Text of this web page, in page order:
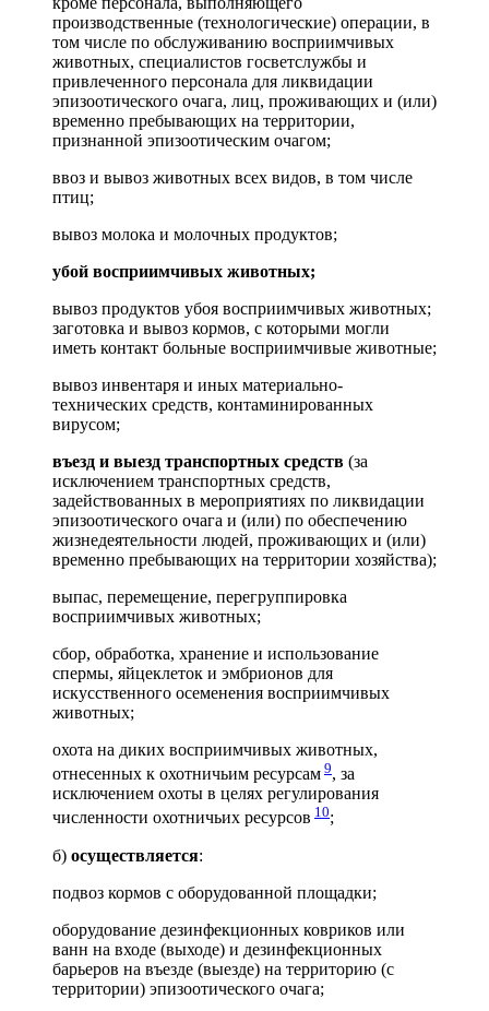
производственные (технологические) операции, в
том числе по обслуживанию восприимчивых
животных, специалистов госветслужбы и
привлеченного персонала для ликвидации
эпизоотического очага, лиц, проживающих и (или)
временно пребывающих на территории,
признанной эпизоотическим очагом;
ввоз и вывоз животных всех видов, в том числе
птиц;
вывоз молока и молочных продуктов;
убой восприимчивых животных;
вывоз продуктов убоя восприимчивых животных;
заготовка и вывоз кормов, с которыми могли
иметь контакт больные восприимчивые животные;
вывоз инвентаря и иных материально-
технических средств, контаминированных
вирусом;
въезд и выезд транспортных средств (за
исключением транспортных средств,
задействованных в мероприятиях по ликвидации
эпизоотического очага и (или) по обеспечению
жизнедеятельности людей, проживающих и (или)
временно пребывающих на территории хозяйства);
выпас, перемещение, перегруппировка
восприимчивых животных;
сбор, обработка, хранение и использование
спермы, яйцеклеток и эмбрионов для
искусственного осеменения восприимчивых
животных;
охота на диких восприимчивых животных,
отнесенных к охотничьим ресурсам 9, за
исключением охоты в целях регулирования
численности охотничьих ресурсов 10;
б) осуществляется:
подвоз кормов с оборудованной площадки;
оборудование дезинфекционных ковриков или
ванн на входе (выходе) и дезинфекционных
барьеров на въезде (выезде) на территорию (с
территории) эпизоотического очага;